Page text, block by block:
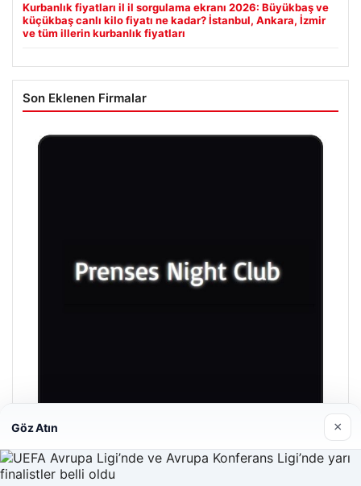
Kurbanlık fiyatları il il sorgulama ekranı 2026: Büyükbaş ve
küçükbaş canlı kilo fiyatı ne kadar? İstanbul, Ankara, İzmir
ve tüm illerin kurbanlık fiyatları
Son Eklenen Firmalar
Prenses Night Club
Nisan 29, 2026
Göz Atın ×